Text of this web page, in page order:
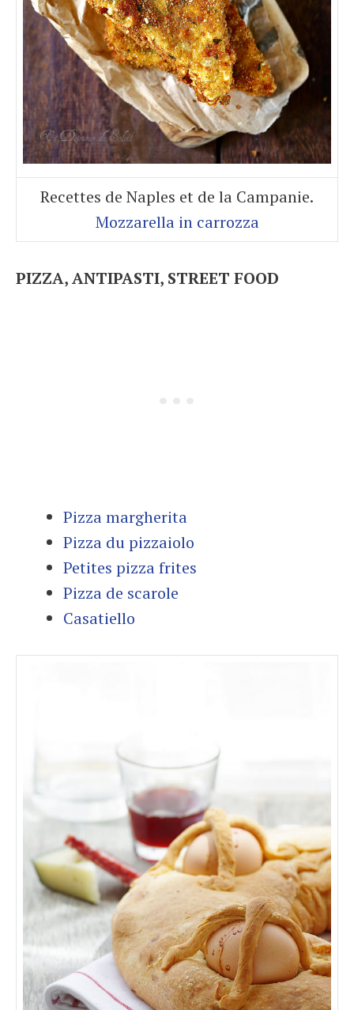
Recettes de Naples et de la Campanie.
Mozzarella in carrozza
PIZZA, ANTIPASTI, STREET FOOD
Pizza margherita
Pizza du pizzaiolo
Petites pizza frites
Pizza de scarole
Casatiello